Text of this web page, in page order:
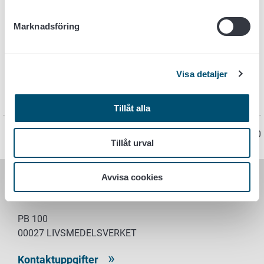
Marknadsföring
Visa detaljer
Tillåt alla
Tillåt urval
Avvisa cookies
Koronaviruksen elintarviketurvallisuusriskit (pdf)
Sidan har senast uppdaterats 7.4.2020
LIVSMEDELSVERKET
PB 100
00027 LIVSMEDELSVERKET
Kontaktuppgifter